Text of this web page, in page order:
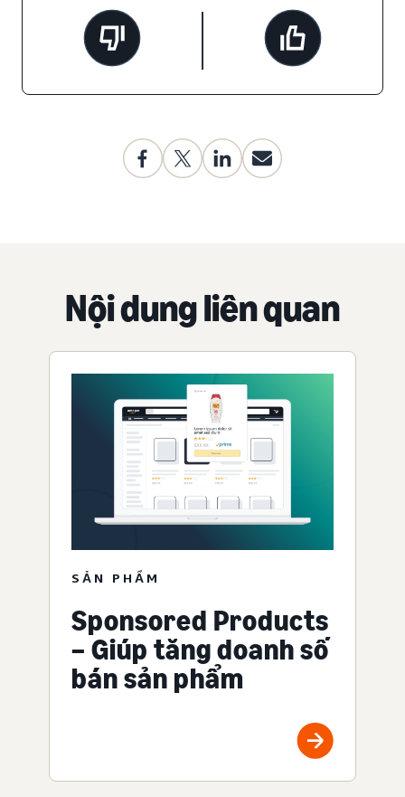
Nội dung liên quan
SẢN PHẨM
Sponsored Products
– Giúp tăng doanh số
bán sản phẩm